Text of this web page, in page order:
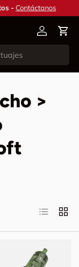
- Contáctanos
Cuenta
>
Lista